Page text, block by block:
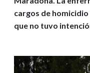
cargos de
que no tuvo